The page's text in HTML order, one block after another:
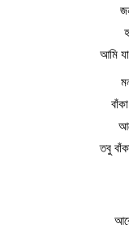
আমি
তবু